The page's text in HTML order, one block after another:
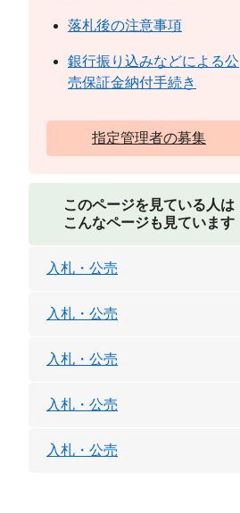
落札後の注意事項
銀行振り込みなどによる公
売保証金納付手続き
指定管理者の募集
このページを見ている人は
こんなページも見ています
入札・公売
入札・公売
入札・公売
入札・公売
入札・公売